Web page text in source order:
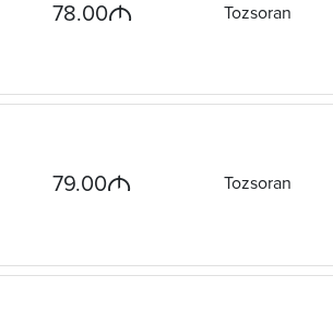
78.00M Tozsoran
79.00M Tozsoran